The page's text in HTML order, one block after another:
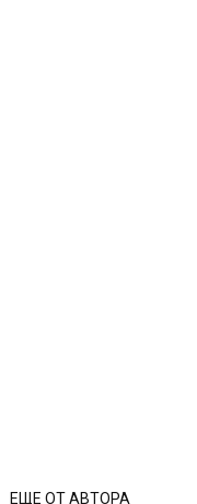
ЕЩЕ ОТ АВТОРА